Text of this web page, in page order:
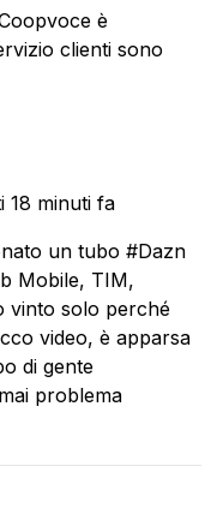
è
clienti sono
18 minuti fa
un tubo #Dazn
Mobile, TIM,
vinto solo perché
video, è apparsa
di gente
problema